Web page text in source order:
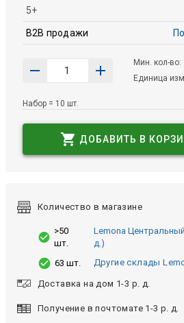
5+
B2B продажи
Мин. кол-во:
Единица
Набор = 10 шт.
ДОБАВИТЬ В
Количество в магазине
>50
шт.
Lemona
д.)
63 шт.
Другие склады
Доставка на дом 1-3 р. д.
Получение в почтомате 1-3 р. д.